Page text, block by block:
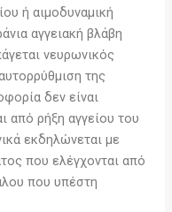
ή αιμοδυναμική
αγγειακή βλάβη
νευρωνικός
της
δεν είναι
από ρήξη αγγείου του
εκδηλώνεται με
που ελέγχονται από
που υπέστη